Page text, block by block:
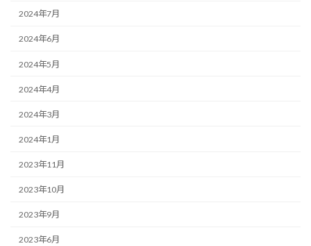
2024年7月
2024年6月
2024年5月
2024年4月
2024年3月
2024年1月
2023年11月
2023年10月
2023年9月
2023年6月